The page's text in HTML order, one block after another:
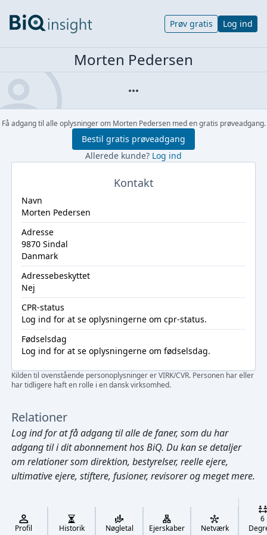
Cmd/Ctrl + K
Prøv gratis Log ind
Morten Pedersen
Få adgang til alle oplysninger om Morten Pedersen med en gratis prøveadgang.
Bestil gratis prøveadgang
Allerede kunde? Log ind
Kontakt
Navn
Morten Pedersen
Adresse
9870 Sindal
Danmark
Adressebeskyttet
Nej
CPR-status
Log ind for at se oplysningerne om cpr-status.
Fødselsdag
Log ind for at se oplysningerne om fødselsdag.
Kilden til ovenstående personoplysninger er VIRK/CVR. Personen har eller
har tidligere haft en rolle i en dansk virksomhed.
Relationer
Log indfor at få adgang til alle de faner, som du har
adgang til i dit abonnement hos BiQ. Du kan se detaljer
om relationer som direktion, bestyrelser, reelle ejere,
ultimative ejere, stiftere, fusioner, revisorer og meget mere.
Profil Historik Nøgletal Ejerskaber Netværk
6